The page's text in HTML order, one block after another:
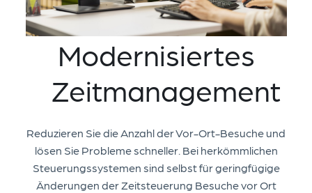
Modernisiertes
Zeitmanagement
Reduzieren Sie die Anzahl der Vor-Ort-Besuche und
lösen Sie Probleme schneller. Bei herkömmlichen
Steuerungssystemen sind selbst für geringfügige
Änderungen der Zeitsteuerung Besuche vor Ort